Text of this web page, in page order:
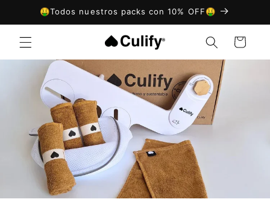
directamente
al contenido
🤑Todos nuestros packs con 10% OFF🤑
Carrito